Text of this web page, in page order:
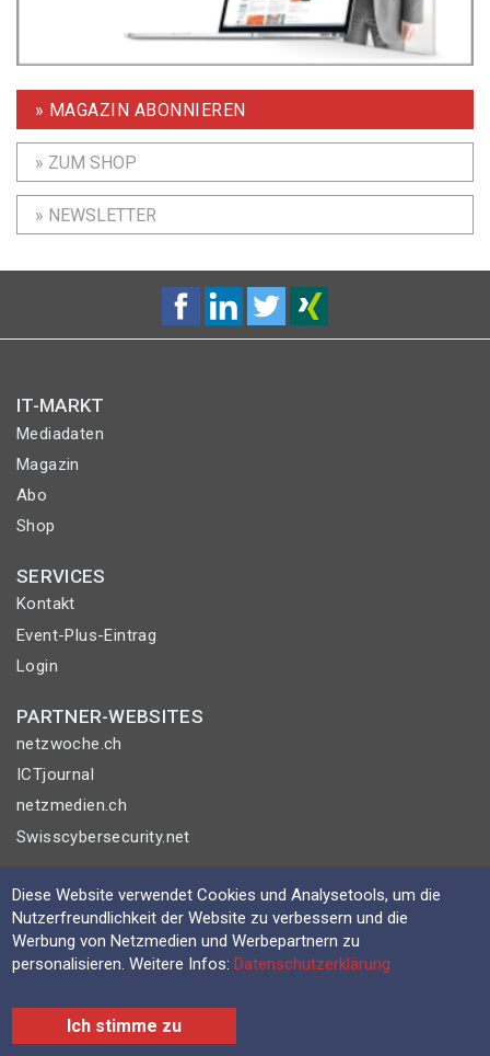
» MAGAZIN ABONNIEREN
» ZUM SHOP
» NEWSLETTER
IT-MARKT
Mediadaten
Magazin
Abo
Shop
SERVICES
Kontakt
Event-Plus-Eintrag
Login
PARTNER-WEBSITES
netzwoche.ch
ICTjournal
netzmedien.ch
Swisscybersecurity.net
© NETZMEDIEN AG 2026
Impressum
AGB
Nutzungsbestimmungen
Datenschutzerklärung
Diese Website verwendet Cookies und Analysetools, um die
Nutzerfreundlichkeit der Website zu verbessern und die
Werbung von Netzmedien und Werbepartnern zu
personalisieren. Weitere Infos:Datenschutzerklärung
Ich stimme zu